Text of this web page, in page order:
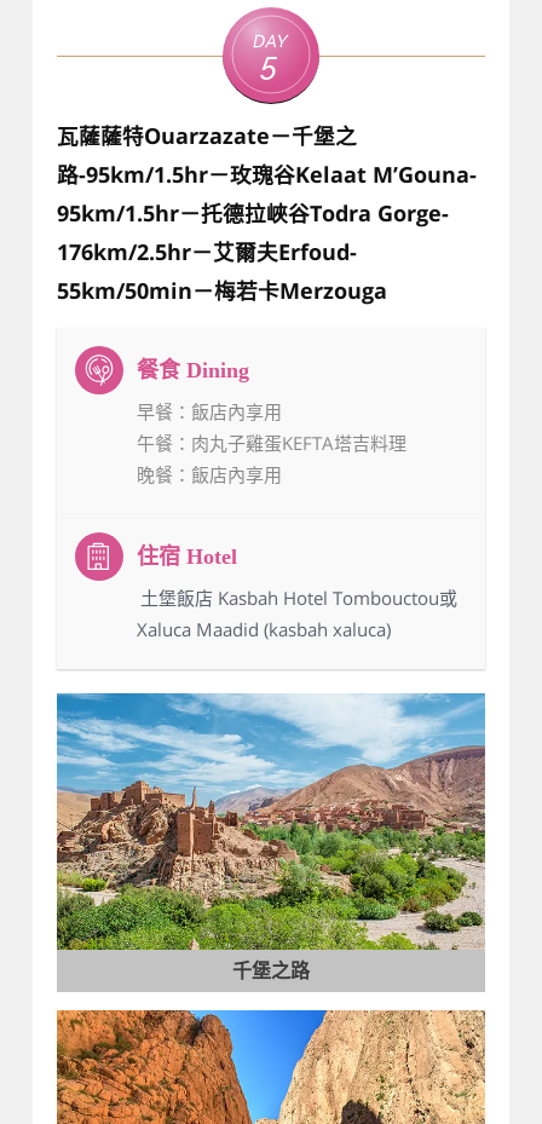
Day
5
瓦薩薩特Ouarzazate－千堡之
路-95km/1.5hr－玫瑰谷Kelaat M’Gouna-
95km/1.5hr－托德拉峽谷Todra Gorge-
176km/2.5hr－艾爾夫Erfoud-
55km/50min－梅若卡Merzouga
早餐 ：飯店內享用
午餐 ：肉丸子雞蛋KEFTA塔吉料理
晚餐 ：飯店內享用
：土堡飯店 Kasbah Hotel Tombouctou或
Xaluca Maadid (kasbah xaluca)
千堡之路